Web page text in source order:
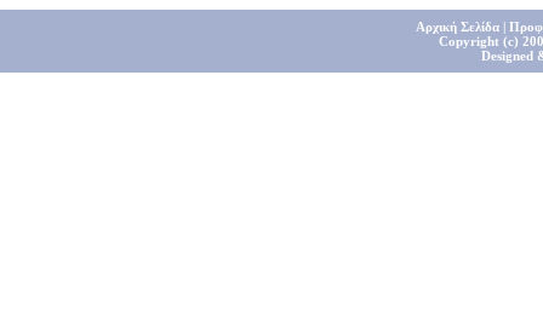
Αρχική Σελίδα|
Copyright (c)
Designed